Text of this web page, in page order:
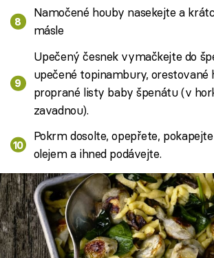
Namočené houby nasekejte a
másle
Upečený česnek vymačkejte do
upečené topinambury, orestované
proprané listy baby špenátu (v
zavadnou).
Pokrm dosolte, opepřete,
olejem a ihned podávejte.